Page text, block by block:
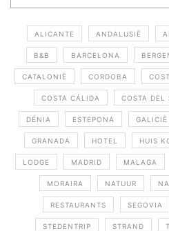
ALICANTE ANDALUSIË
B&B BARCELONA
CATALONIË CORDOBA
COSTA CÁLIDA COSTA DEL
DÉNIA ESTEPONA GALICIË
GRANADA HOTEL HUIS
LODGE MADRID MALAGA
MORAIRA NATUUR
RESTAURANTS SEGOVIA
STEDENTRIP STRAND